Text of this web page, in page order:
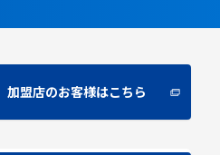
加盟店のお客様はこちら